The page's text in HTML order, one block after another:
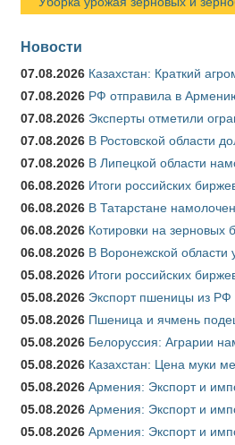
Новости
07.08.2026 Казахстан: Краткий
07.08.2026 РФ отправила в
07.08.2026 Эксперты отметили
07.08.2026 В Ростовской области
07.08.2026 В Липецкой области
06.08.2026 Итоги российских
06.08.2026 В Татарстане
06.08.2026 Котировки на зерновых
06.08.2026 В Воронежской области
05.08.2026 Итоги российских
05.08.2026 Экспорт пшеницы из РФ
05.08.2026 Пшеница и ячмень
05.08.2026 Белоруссия: Аграрии
05.08.2026 Казахстан: Цена муки
05.08.2026 Армения: Экспорт и
05.08.2026 Армения: Экспорт и
05.08.2026 Армения: Экспорт и